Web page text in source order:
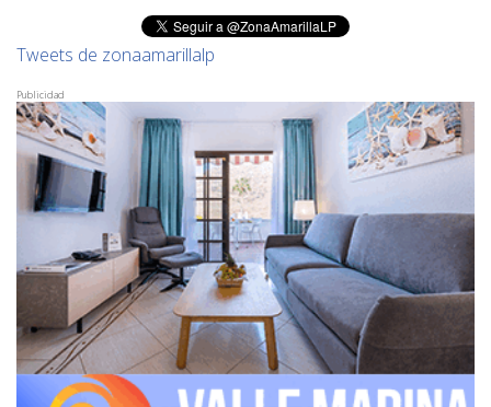
Tweets de zonaamarillalp
Publicidad